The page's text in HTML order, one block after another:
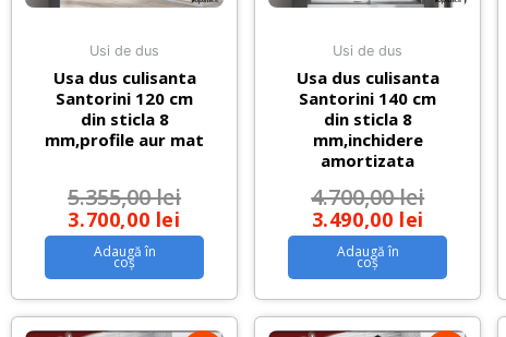
Usi de dus
Usa dus culisanta
Santorini 120 cm
din sticla 8
mm,profile aur mat
5.355,00lei
3.700,00 lei
Adaugă în
coș
Usi de dus
Usa dus culisanta
Santorini 140 cm
din sticla 8
mm,inchidere
amortizata
4.700,00lei
3.490,00 lei
Adaugă în
coș